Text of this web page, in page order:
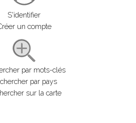
S'identifier
un compte
par mots-clés
par pays
sur la carte